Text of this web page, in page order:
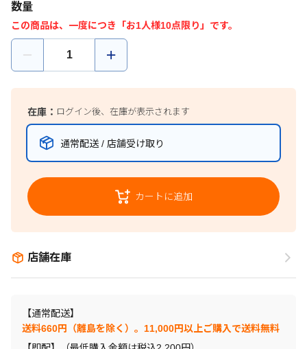
数量
この商品は、一度につき「お1人様10点限り」です。
在庫： ログイン後、在庫が表示されます
通常配送 / 店舗受け取り
カートに追加
店舗在庫
【通常配送】
送料660円（離島を除く）。11,000円以上ご購入で送料無料